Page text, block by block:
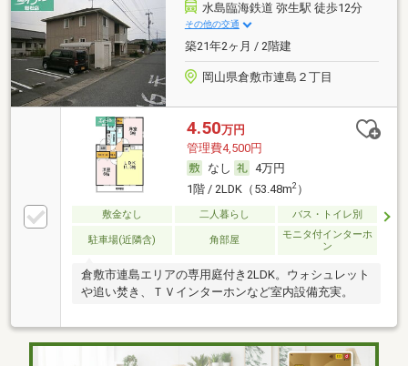
水島臨海鉄道 弥生駅 徒歩12分
その他の交通
築21年2ヶ月 / 2階建
岡山県倉敷市連島２丁目
4.50万円
管理費4,500円
なし
4万円
1階 / 2LDK（53.48m2）
敷金なし 二人暮らし バス・トイレ別
駐車場(近隣含) 角部屋
モニタ付インターホ
ン
倉敷市連島エリアの専用庭付き2LDK。ウォシュレット
や追い焚き、ＴＶインターホンなど室内設備充実。